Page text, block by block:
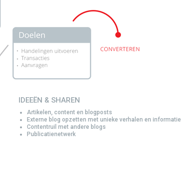
IDEEËN & SHAREN
Artikelen, content en blogposts
Externe blog opzetten met unieke verhalen en informatie
Contentruil met andere blogs
Publicatienetwerk